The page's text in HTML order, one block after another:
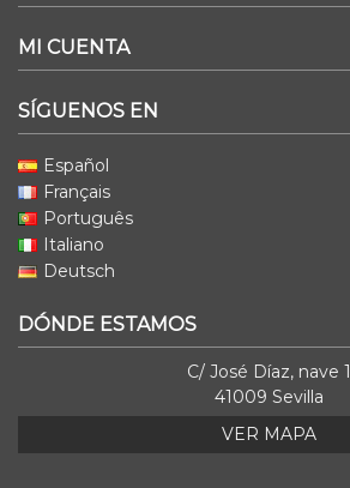
MI CUENTA
SÍGUENOS EN
Español
Français
Português
Italiano
Deutsch
DÓNDE ESTAMOS
C/ José Díaz, nave 1
41009 Sevilla
VER MAPA